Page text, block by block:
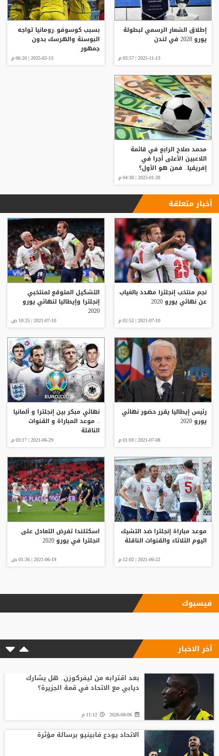
إطلاق الشعار الرسمي لبطولة
يورو 2028 في لندن
2025-11-13 | 03:57 م
بسبب كوسوفو..رومانيا تواجه
البوسنة والهرسك بدون
جمهور
2025-02-13 | 06:20 م
محمد صلاح الرابع في قائمة
اللاعبين الأعلى أجرا في
إفريقيا.. فمن هو الأول؟
2025-01-28 | 04:30 م
أخبار متعلقة
نجم منتخب إنجلترا مهدد بالغياب
عن نهائي يورو 2020
2021-07-10 | 02:52 م
التشكيل المتوقع لمنتخبي
إنجلترا وإيطاليا لنهائي يورو
2020
2021-07-10 | 10:25 ص
رئيس إيطاليا يقرر حضور نهائي
يورو 2020
2021-07-08 | 01:03 م
نهائي مبكر بين إنجلترا و ألمانيا
.. موعد المباراة و القنوات
الناقلة
2021-06-29 | 03:17 م
موعد مباراة إنجلترا ضد التشيك
اليوم الثلاثاء والقنوات الناقلة
2021-06-22 | 12:02 م
اسكتلندا تفرض التعادل على
انجلترا في يورو 2020
2021-06-19 | 01:36 ص
فيسبوك
آخر الاخبار
بعد اقترابه من ليفركوزن.. هل يشارك
ديابي مع الاتحاد في قمة الجزيرة؟
2026-08-06 11:12 م
الاتحاد يودع فابينيو برسالة مؤثرة